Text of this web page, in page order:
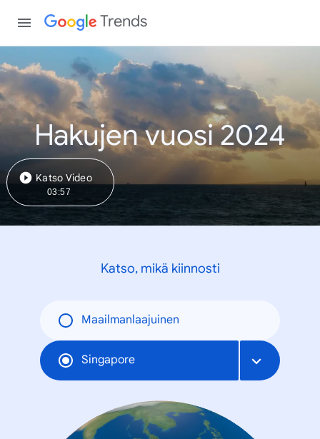
Trends
Hakujen vuosi 2024
Katso Video
03:57
Katso, mikä kiinnosti
Maailmanlaajuinen
Singapore